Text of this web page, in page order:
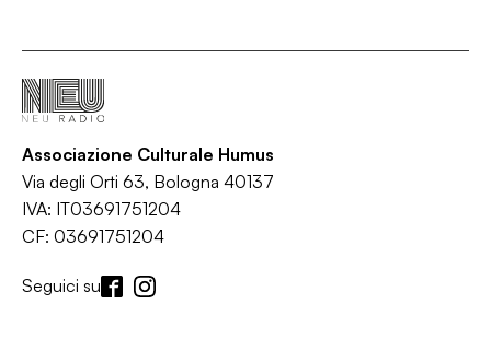
Associazione Culturale Humus
Via degli Orti 63, Bologna 40137
IVA: IT03691751204
CF: 03691751204
Seguici su